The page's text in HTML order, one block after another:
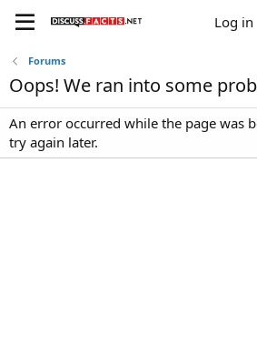
Log in
Forums
Oops! We ran into some
An error occurred while the page was
try again later.